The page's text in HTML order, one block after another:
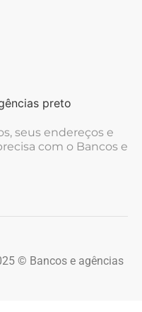
seus endereços e
com o Bancos e
© Bancos e agências